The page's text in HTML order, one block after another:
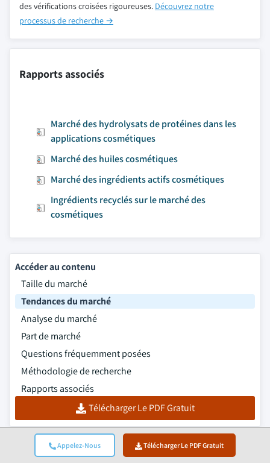
Appelez-Nous Télécharger Le PDF Gratuit
des vérifications croisées rigoureuses. Découvrez notre
processus de recherche →
Rapports associés
Marché des hydrolysats de protéines dans les
applications cosmétiques
Marché des huiles cosmétiques
Marché des ingrédients actifs cosmétiques
Ingrédients recyclés sur le marché des
cosmétiques
Accéder au contenu
Taille du marché
Tendances du marché
Analyse du marché
Part de marché
Questions fréquemment posées
Méthodologie de recherche
Rapports associés
Télécharger Le PDF Gratuit